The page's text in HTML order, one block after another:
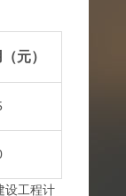
元）
设工程计